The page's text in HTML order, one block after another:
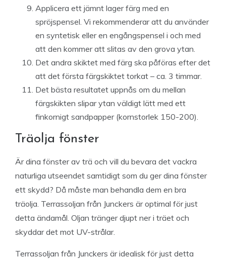
Applicera ett jämnt lager färg med en
spröjspensel. Vi rekommenderar att du använder
en syntetisk eller en engångspensel i och med
att den kommer att slitas av den grova ytan.
Det andra skiktet med färg ska påföras efter det
att det första färgskiktet torkat – ca. 3 timmar.
Det bästa resultatet uppnås om du mellan
färgskikten slipar ytan väldigt lätt med ett
finkornigt sandpapper (kornstorlek 150-200).
Träolja fönster
Är dina fönster av trä och vill du bevara det vackra
naturliga utseendet samtidigt som du ger dina fönster
ett skydd? Då måste man behandla dem en bra
träolja. Terrassoljan från Junckers är optimal för just
detta ändamål. Oljan tränger djupt ner i träet och
skyddar det mot UV-strålar.
Terrassoljan från Junckers är idealisk för just detta